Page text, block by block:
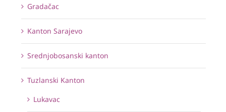
Gradačac
Kanton Sarajevo
Srednjobosanski kanton
Tuzlanski Kanton
Lukavac